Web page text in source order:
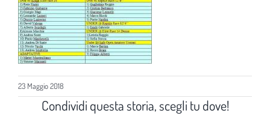
23 Maggio 2018
Condividi questa storia, scegli tu dove!